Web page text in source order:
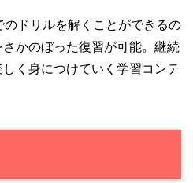
ドリルを解くことができるの
かのぼった復習が可能。継続
く身につけていく学習コンテ